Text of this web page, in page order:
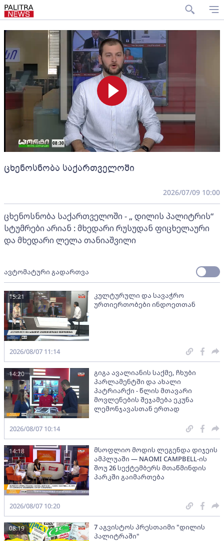
ცხენოსნობა საქართველოში
2026/07/09 10:00
ცხენოსნობა საქართველოში - „ დილის პალიტრის“
სტუმრები არიან : მხედარი რუსუდან ფიცხელაური
და მხედარი ლელა თანიაშვილი
ავტომატური გადართვა
კულტურული და სავაჭრო
ურთიერთობები ინდოეთთან
15:21
2026/08/07 11:14
გიგა ავალიანის საქმე, ჩხუბი
პარლამენტში და ახალი
პატრიარქი - წლის მთავარი
მოვლენების შეჯამება ეკუნა
ლემონჯავასთან ერთად
14:20
2026/08/07 10:14
მსოფლიო მოდის ლეგენდა დიჯეის
ამპლუაში — NAOMI CAMPBELL-ის
შოუ 26 სექტემბერს მთაწმინდის
პარკში გაიმართება
14:18
2026/08/07 10:20
7 აგვისტოს პრესთაიმი "დილის
პალიტრაში"
08:19